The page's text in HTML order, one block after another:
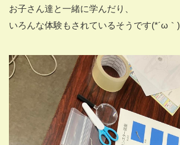
お子さん達と一緒に学んだり、
いろんな体験もされているそうです(*´ω｀)